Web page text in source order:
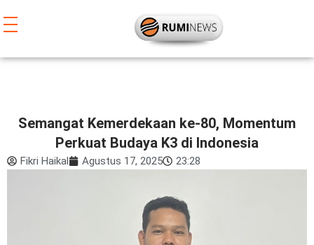
ke
Semangat Kemerdekaan ke-80, Momentum
Perkuat Budaya K3 di Indonesia
Fikri Haikal Agustus 17, 2025 23:28